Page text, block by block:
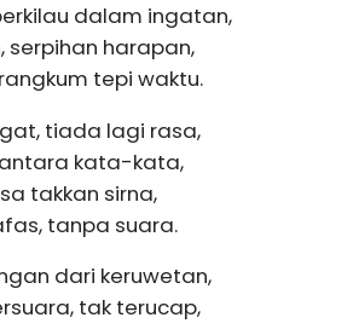
dalam ingatan,
serpihan harapan,
tepi waktu.
tiada lagi rasa,
kata-kata,
takkan sirna,
tanpa suara.
dari keruwetan,
tak terucap,